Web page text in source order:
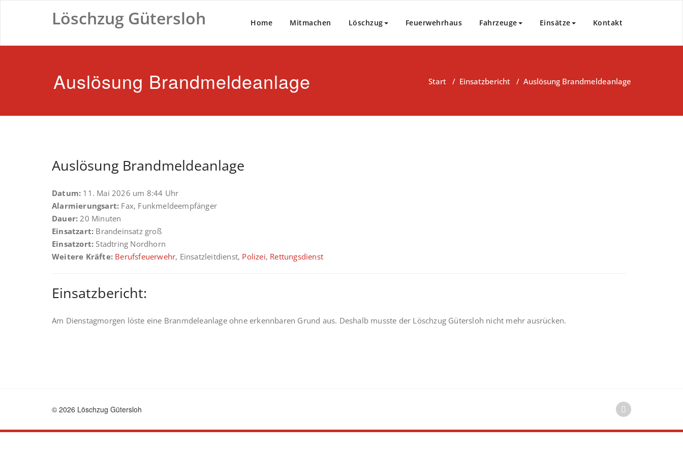
Löschzug Gütersloh Home Mitmachen Löschzug Feuerwehrhaus Fahrzeuge Einsätze Kontakt
Auslösung Brandmeldeanlage Start / Einsatzbericht / Auslösung Brandmeldeanlage
Auslösung Brandmeldeanlage
Datum: 11. Mai 2026 um 8:44 Uhr
Alarmierungsart: Fax, Funkmeldeempfänger
Dauer: 20 Minuten
Einsatzart: Brandeinsatz groß
Einsatzort: Stadtring Nordhorn
Weitere Kräfte: Berufsfeuerwehr, Einsatzleitdienst, Polizei, Rettungsdienst
Einsatzbericht:
Am Dienstagmorgen löste eine Branmdeleanlage ohne erkennbaren Grund aus. Deshalb musste der Löschzug Gütersloh nicht mehr ausrücken.
© 2026 Löschzug Gütersloh